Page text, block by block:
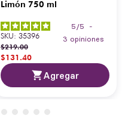
Limón 750 ml
5 /5
-
3 opiniones
SKU: 35396
$219.00
$131.40
Agregar